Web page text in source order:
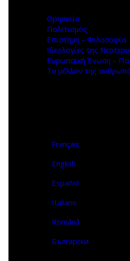
Θρησκεία
Πολιτισμός
Επιστήμη – Φιλοσοφία
Ιδεολογίες της
Ευρωπαϊκή Ένωση –
Το μέλλον της
Français
English
Español
Italiano
Română
Български